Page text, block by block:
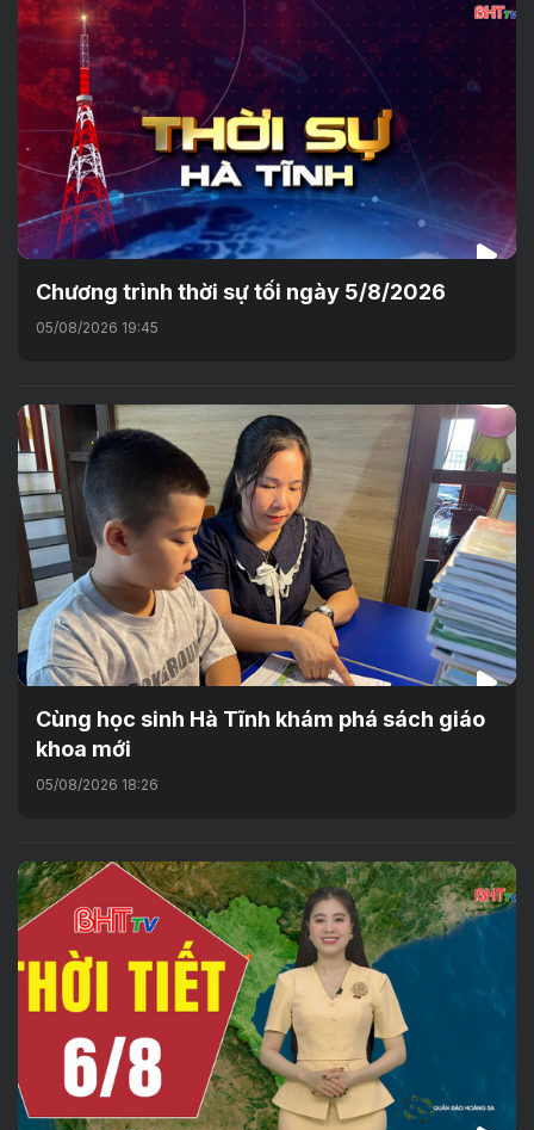
Chương trình thời sự tối ngày 5/8/2026
05/08/2026 19:45
Cùng học sinh Hà Tĩnh khám phá sách giáo
khoa mới
05/08/2026 18:26